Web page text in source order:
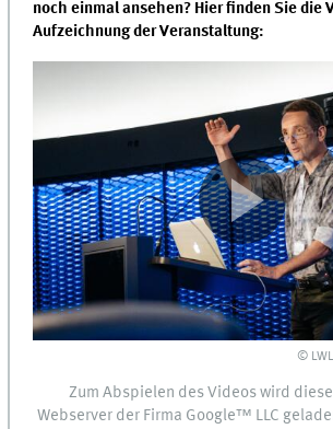
noch einmal ansehen? Hier finden Sie die
Aufzeichnung der Veranstaltung:
©
Zum Abspielen des Videos wird
Webserver der Firma Google™ LLC